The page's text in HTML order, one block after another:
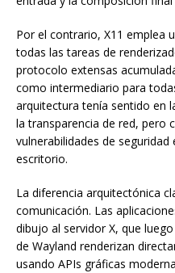
Por el contrario, X11 emplea
todas las tareas de
protocolo extensas
como intermediario para
arquitectura tenía sentido en
la transparencia de red, pero
vulnerabilidades de
escritorio.
La diferencia arquitectónica
comunicación. Las
dibujo al servidor X, que
de Wayland renderizan
usando APIs gráficas